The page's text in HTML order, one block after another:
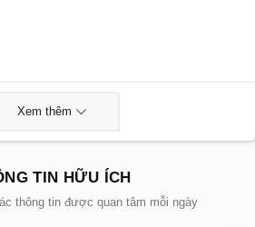
Xem thêm
TIN HỮU ÍCH
thông tin được quan tâm mỗi ngày